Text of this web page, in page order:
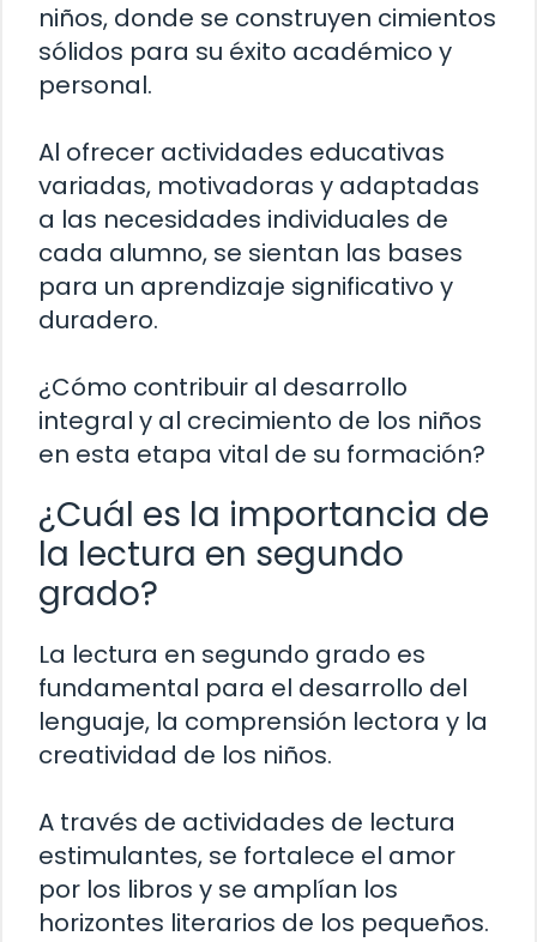
niños, donde se construyen cimientos
sólidos para su éxito académico y
personal.
Al ofrecer actividades educativas
variadas, motivadoras y adaptadas
a las necesidades individuales de
cada alumno, se sientan las bases
para un aprendizaje significativo y
duradero.
¿Cómo contribuir al desarrollo
integral y al crecimiento de los niños
en esta etapa vital de su formación?
¿Cuál es la importancia de
la lectura en segundo
grado?
La lectura en segundo grado es
fundamental para el desarrollo del
lenguaje, la comprensión lectora y la
creatividad de los niños.
A través de actividades de lectura
estimulantes, se fortalece el amor
por los libros y se amplían los
horizontes literarios de los pequeños.